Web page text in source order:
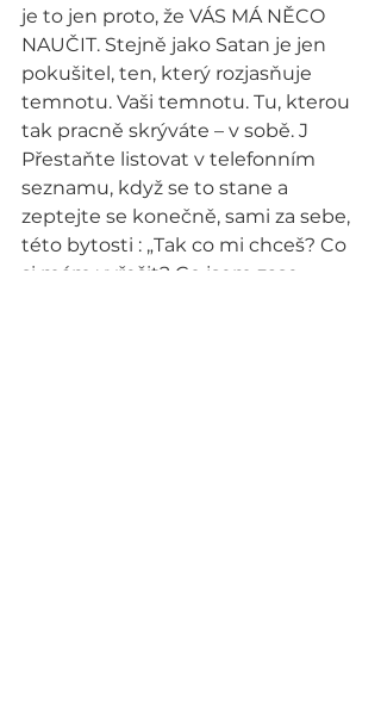
je to jen proto, že VÁS MÁ NĚCO
NAUČIT. Stejně jako Satan je jen
pokušitel, ten, který rozjasňuje
temnotu. Vaši temnotu. Tu, kterou
tak pracně skrýváte – v sobě. J
Přestaňte listovat v telefonním
seznamu, když se to stane a
zeptejte se konečně, sami za sebe,
této bytosti : „Tak co mi chceš? Co
si mám vyřešit? Co jsem zase